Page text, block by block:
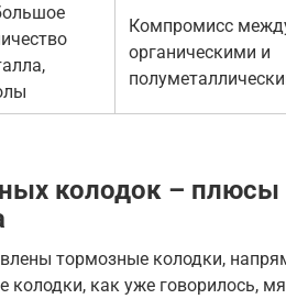
Компромисс
органическими и
колодок –
тормозные колодки,
колодки, как уже говорилось,